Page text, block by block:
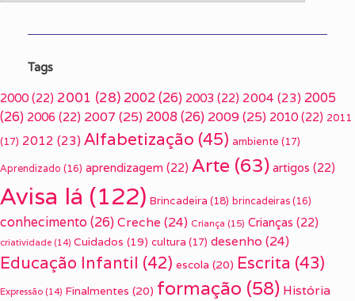
Tags
2000 (22) 2001 (28) 2002(26) 2003 (22) 2004 (23) 2005
(26) 2006 (22) 2007 (25) 2008(26) 2009(25) 2010 (22) 2011
(17) 2012 (23) Alfabetização (45) ambiente (17)
Aprendizado (16) aprendizagem (22) Arte (63) artigos (22)
Avisa lá (122) Brincadeira (18) brincadeiras (16)
conhecimento(26) Creche (24) Criança (15) Crianças (22)
criatividade (14) Cuidados (19) cultura (17) desenho (24)
Educação Infantil (42) escola (20) Escrita (43)
Expressão (14) Finalmentes (20) formação (58) História